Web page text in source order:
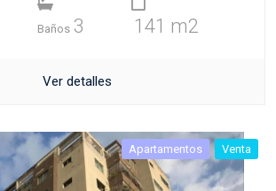
Baños 3 141 m2
Ver detalles
Apartamentos Venta